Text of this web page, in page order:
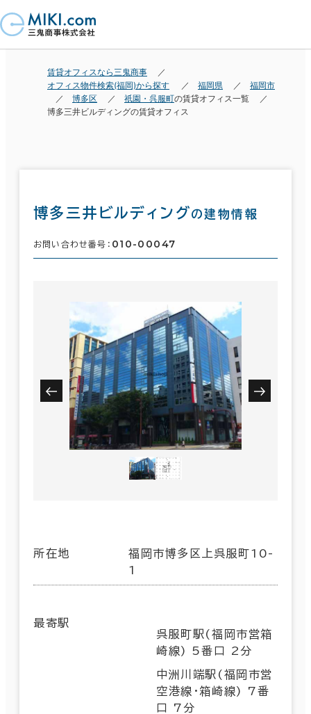
賃貸オフィスなら三鬼商事
オフィス物件検索(福岡)から探す
福岡県
福岡市
博多区
祇園・呉服町の賃貸オフィス一覧
博多三井ビルディングの賃貸オフィス
博多三井ビルディングの建物情報
お問い合わせ番号： 010-00047
所在地
福岡市博多区上呉服町10-
1
最寄駅
呉服町駅(福岡市営箱
崎線) 5番口 2分
中洲川端駅(福岡市営
空港線･箱崎線) 7番
口 7分